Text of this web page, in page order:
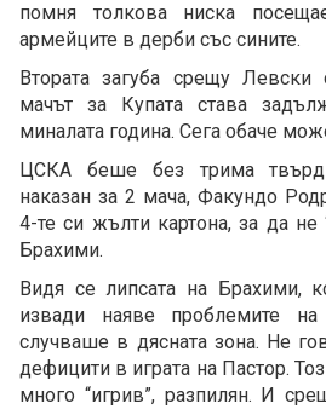
помня толкова ниска
армейците в дерби със сините.
Втората загуба срещу Левски
мачът за Купата става
миналата година. Сега обаче
ЦСКА беше без трима
наказан за 2 мача, Факундо
4-те си жълти картона, за да не
Брахими.
Видя се липсата на Брахими,
извади наяве проблемите
случваше в дясната зона. Не
дефицити в играта на Пастор.
много “игрив”, разпилян. И